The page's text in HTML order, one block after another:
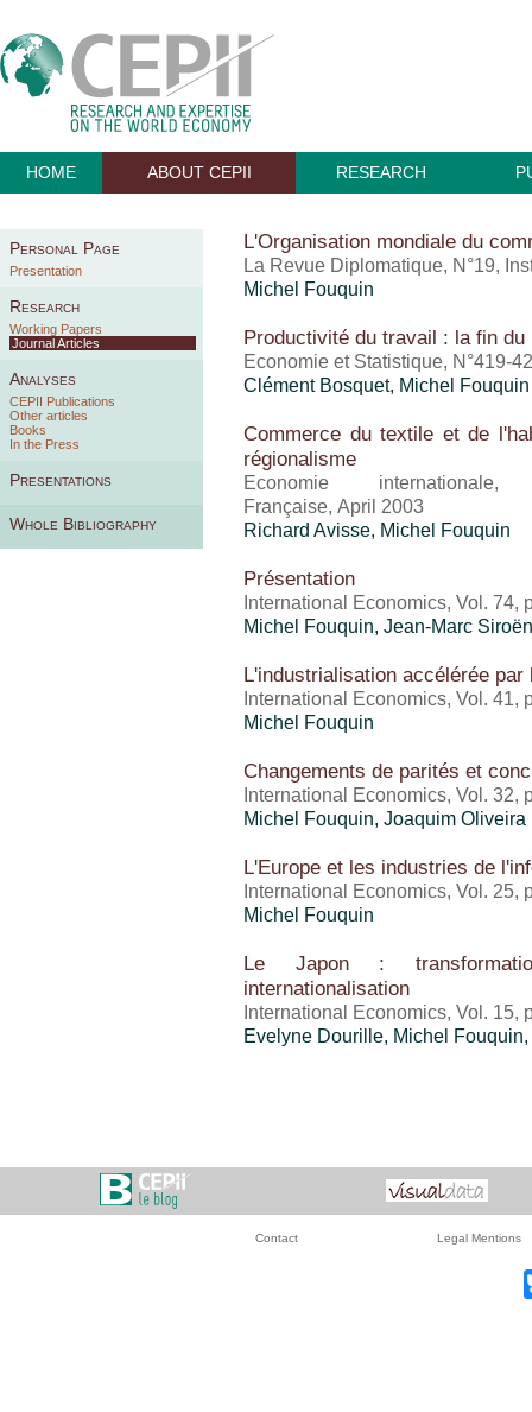
HOME ABOUT CEPII RESEARCH
Personal Page
Presentation
Research
Working Papers
Journal Articles
Analyses
CEPII Publications
Other articles
Books
In the Press
Presentations
Whole Bibliography
L'Organisation mondiale du
La Revue Diplomatique, N°19,
Michel Fouquin
Productivité du travail : la fin
Economie et Statistique, N°419-
Clément Bosquet, Michel Fouquin
Commerce du textile et de
régionalisme
Economie
Française, April 2003
Richard Avisse, Michel Fouquin
Présentation
International Economics, Vol. 74,
Michel Fouquin, Jean-Marc Siroën
L'industrialisation accélérée par
International Economics, Vol. 41,
Michel Fouquin
Changements de parités et
International Economics, Vol. 32,
Michel Fouquin, Joaquim Oliveira
L'Europe et les industries de
International Economics, Vol. 25,
Michel Fouquin
Le Japon :
internationalisation
International Economics, Vol. 15,
Evelyne Dourille, Michel Fouquin
Contact Legal Mentions